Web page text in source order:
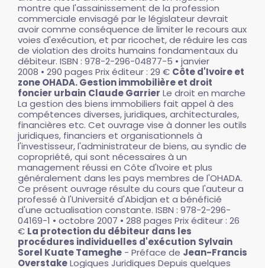
montre que l'assainissement de la profession
commerciale envisagé par le législateur devrait
avoir comme conséquence de limiter le recours aux
voies d'exécution, et par ricochet, de réduire les cas
de violation des droits humains fondamentaux du
débiteur. ISBN : 978-2-296-04877-5 • janvier
2008 • 290 pages Prix éditeur : 29 € Côte d'Ivoire et
zone OHADA. Gestion immobilière et droit
foncier urbain Claude Garrier Le droit en marche
La gestion des biens immobiliers fait appel à des
compétences diverses, juridiques, architecturales,
financières etc. Cet ouvrage vise à donner les outils
juridiques, financiers et organisationnels à
l'investisseur, l'administrateur de biens, au syndic de
copropriété, qui sont nécessaires à un
management réussi en Côte d'Ivoire et plus
généralement dans les pays membres de l'OHADA.
Ce présent ouvrage résulte du cours que l'auteur a
professé à l'Université d'Abidjan et a bénéficié
d'une actualisation constante. ISBN : 978-2-296-
04169-1 • octobre 2007 • 288 pages Prix éditeur : 26
€ La protection du débiteur dans les
procédures individuelles d'exécution Sylvain
Sorel Kuate Tameghe - Préface de Jean-Francis
OverstakeLogiques Juridiques Depuis quelques